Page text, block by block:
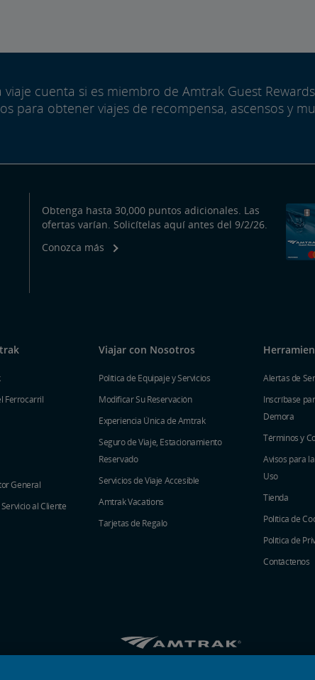
viaje cuenta si es miembro de Amtrak Guest
para obtener viajes de recompensa, ascensos y
Obtenga hasta 30,000 puntos adicionales. Las
ofertas varían. Solicítelas aquí antes del 9/2/26.
Conozca más
Ferrocarril
General
al Cliente
Viajar con Nosotros
Política de Equipaje y Servicios
Modificar Su Reservación
Experiencia Única de Amtrak
Seguro de Viaje, Estacionamiento
Reservado
Servicios de Viaje Accesible
Amtrak Vacations
Tarjetas de Regalo
Alertas de
Inscríbase
Demora
Términos y
Avisos para
Uso
Tienda
Política de
Política de
Contáctenos